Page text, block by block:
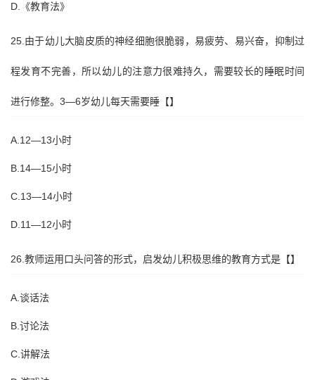
D.《教育法》
25.由于幼儿大脑皮质的神经细胞很脆弱，易疲劳、易兴奋，抑制过
程发育不完善，所以幼儿的注意力很难持久，需要较长的睡眠时间
进行修整。3—6岁幼儿每天需要睡【】
A.12—13小时
B.14—15小时
C.13—14小时
D.11—12小时
26.教师运用口头问答的形式，启发幼儿积极思维的教育方式是【】
A.谈话法
B.讨论法
C.讲解法